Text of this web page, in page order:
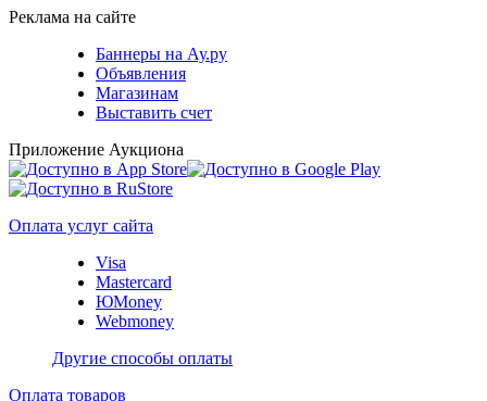
Реклама на сайте
Баннеры на Ау.ру
Объявления
Магазинам
Выставить счет
Приложение Аукциона
Оплата услуг сайта
Visa
Mastercard
ЮMoney
Webmoney
Другие способы оплаты
Оплата товаров